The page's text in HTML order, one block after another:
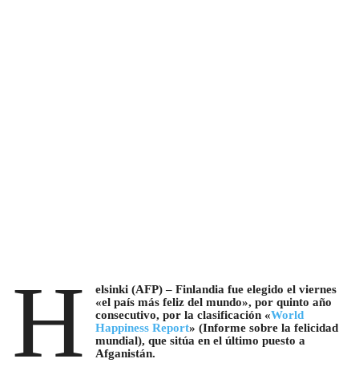
H
elsinki (AFP) – Finlandia fue elegido el viernes
«el país más feliz del mundo», por quinto año
consecutivo, por la clasificación «World
Happiness Report» (Informe sobre la felicidad
mundial), que sitúa en el último puesto a
Afganistán.